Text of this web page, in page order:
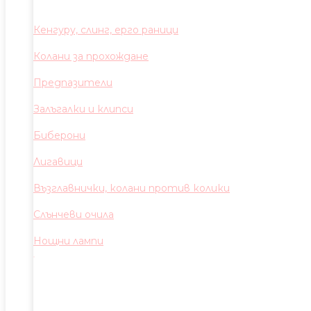
Кенгуру, слинг, ерго раници
Колани за прохождане
Предпазители
Залъгалки и клипси
Биберони
Лигавици
Възглавнички, колани против колики
Слънчеви очила
Нощни лампи